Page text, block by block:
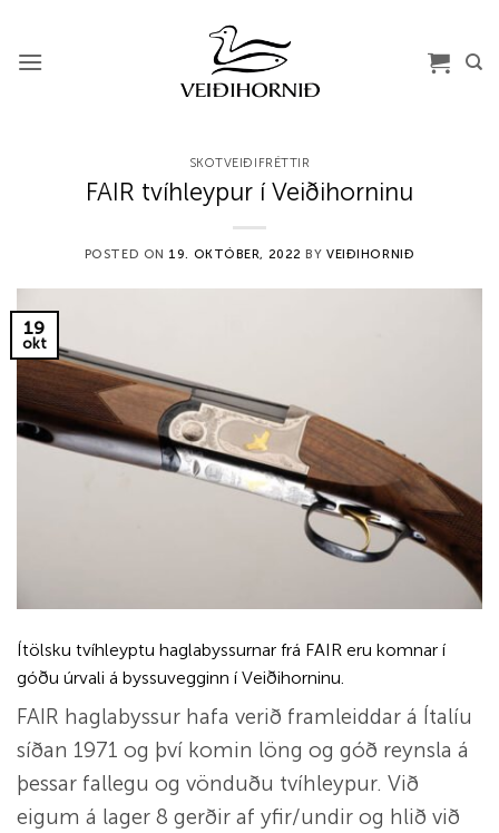
content
SKOTVEIÐIFRÉTTIR
FAIR tvíhleypur í Veiðihorninu
POSTED ON 19. OKTÓBER, 2022 BYVEIÐIHORNIÐ
19
okt
Ítölsku tvíhleyptu haglabyssurnar frá FAIR eru komnar í
góðu úrvali á byssuvegginn í Veiðihorninu.
FAIR haglabyssur hafa verið framleiddar á Ítalíu
síðan 1971 og því komin löng og góð reynsla á
þessar fallegu og vönduðu tvíhleypur. Við
eigum á lager 8 gerðir af yfir/undir og hlið við